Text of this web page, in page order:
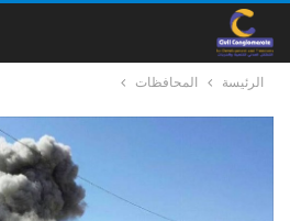
الرئيسة المحافظات